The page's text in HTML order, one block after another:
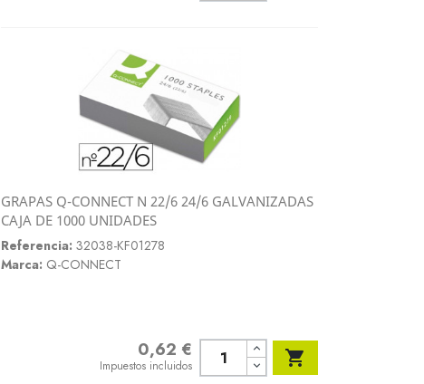
Vista rápida
GRAPAS Q-CONNECT N 22/6 24/6 GALVANIZADAS
CAJA DE 1000 UNIDADES
Referencia: 32038-KF01278
Marca: Q-CONNECT
0,62 €
Impuestos incluidos 